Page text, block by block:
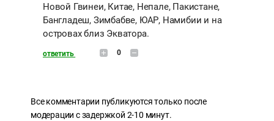
Новой Гвинеи, Китае, Непале, Пакистане,
Бангладеш, Зимбабве, ЮАР, Намибии и на
островах близ Экватора.
ответить 0
Все комментарии публикуются только после
модерации с задержкой 2-10 минут.